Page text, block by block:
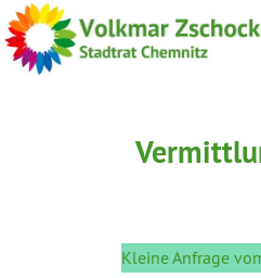
Kleine Anfrage